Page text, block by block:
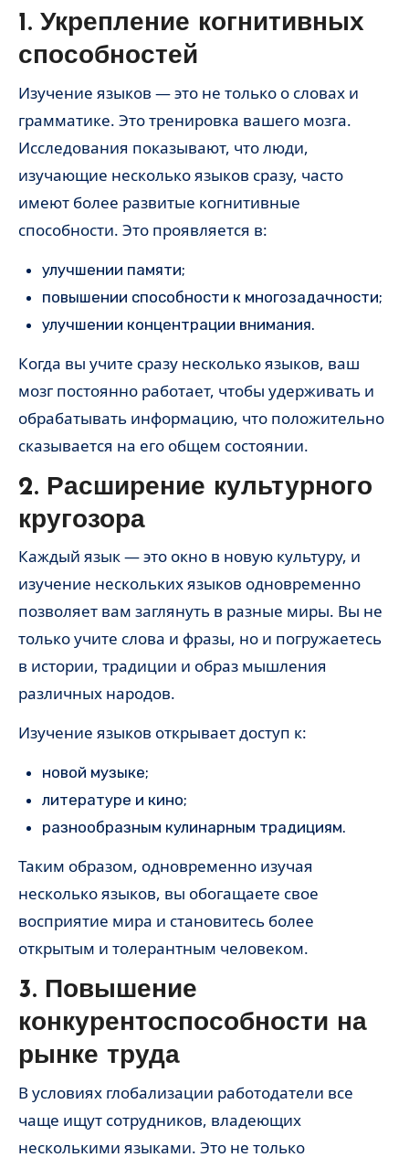
1. Укрепление когнитивных
способностей
Изучение языков — это не только о словах и
грамматике. Это тренировка вашего мозга.
Исследования показывают, что люди,
изучающие несколько языков сразу, часто
имеют более развитые когнитивные
способности. Это проявляется в:
улучшении памяти;
повышении способности к многозадачности;
улучшении концентрации внимания.
Когда вы учите сразу несколько языков, ваш
мозг постоянно работает, чтобы удерживать и
обрабатывать информацию, что положительно
сказывается на его общем состоянии.
2. Расширение культурного
кругозора
Каждый язык — это окно в новую культуру, и
изучение нескольких языков одновременно
позволяет вам заглянуть в разные миры. Вы не
только учите слова и фразы, но и погружаетесь
в истории, традиции и образ мышления
различных народов.
Изучение языков открывает доступ к:
новой музыке;
литературе и кино;
разнообразным кулинарным традициям.
Таким образом, одновременно изучая
несколько языков, вы обогащаете свое
восприятие мира и становитесь более
открытым и толерантным человеком.
3. Повышение
конкурентоспособности на
рынке труда
В условиях глобализации работодатели все
чаще ищут сотрудников, владеющих
несколькими языками. Это не только